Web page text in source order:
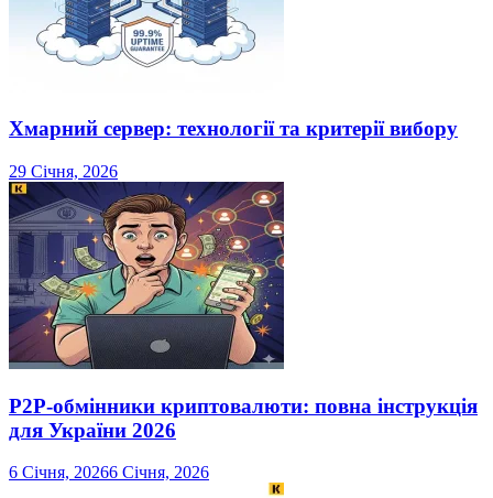
Хмарний сервер: технології та критерії вибору
29 Січня, 2026
P2P-обмінники криптовалюти: повна інструкція
для України 2026
6 Січня, 20266 Січня, 2026